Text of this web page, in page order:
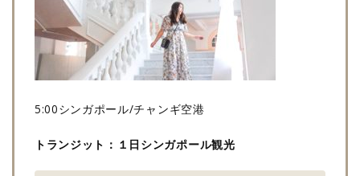
5:00シンガポール/チャンギ空港
トランジット：１日シンガポール観光